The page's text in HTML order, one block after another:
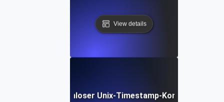
View details
Kostenloser Unix-Timestamp-Konverter